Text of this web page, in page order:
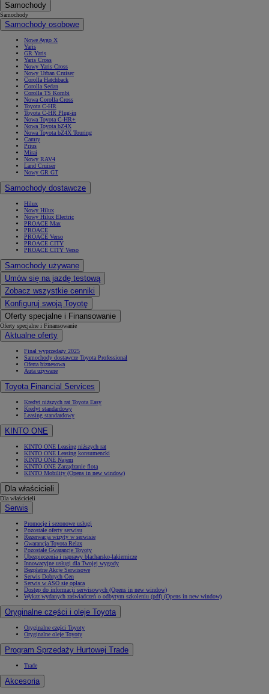
Samochody
Samochody
Samochody osobowe
Nowe Aygo X
Yaris
GR Yaris
Yaris Cross
Nowy Yaris Cross
Nowy Urban Cruiser
Corolla Hatchback
Corolla Sedan
Corolla TS Kombi
Nowa Corolla Cross
Toyota C-HR
Toyota C-HR Plug-in
Nowa Toyota C-HR+
Nowa Toyota bZ4X
Nowa Toyota bZ4X Touring
Camry
Prius
Mirai
Nowy RAV4
Land Cruiser
Nowy GR GT
Samochody dostawcze
Hilux
Nowy Hilux
Nowy Hilux Electric
PROACE Max
PROACE
PROACE Verso
PROACE CITY
PROACE CITY Verso
Samochody używane
Umów się na jazdę testową
Zobacz wszystkie cenniki
Konfiguruj swoją Toyotę
Oferty specjalne i Finansowanie
Oferty specjalne i Finansowanie
Aktualne oferty
Finał wyprzedaży 2025
Samochody dostawcze Toyota Professional
Oferta biznesowa
Auta używane
Toyota Financial Services
Kredyt niższych rat Toyota Easy
Kredyt standardowy
Leasing standardowy
KINTO ONE
KINTO ONE Leasing niższych rat
KINTO ONE Leasing konsumencki
KINTO ONE Najem
KINTO ONE Zarządzanie flotą
KINTO Mobility (Opens in new window)
Dla właścicieli
Dla właścicieli
Serwis
Promocje i sezonowe usługi
Pozostałe oferty serwisu
Rezerwacja wizyty w serwisie
Gwarancja Toyota Relax
Pozostałe Gwarancje Toyoty
Ubezpieczenia i naprawy blacharsko-lakiernicze
Innowacyjne usługi dla Twojej wygody
Bezpłatne Akcje Serwisowe
Serwis Dobrych Cen
Serwis w ASO się opłaca
Dostęp do informacji serwisowych (Opens in new window)
Wykaz wydanych zaświadczeń o odbytym szkoleniu (pdf) (Opens in new window)
Oryginalne części i oleje Toyota
Oryginalne części Toyoty
Oryginalne oleje Toyoty
Program Sprzedaży Hurtowej Trade
Trade
Akcesoria